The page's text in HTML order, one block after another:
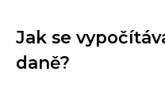
Jak se
daně?